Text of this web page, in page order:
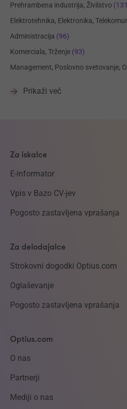
Prehrambena industrija, Živilstvo
Elektrotehnika, Elektronika,
Administracija (96)
Komerciala, Trženje (93)
Management, Poslovno svetovanje,
Prikaži več
Za iskalce
E-informator
Vpis v Bazo CV-jev
Pogosto zastavljena vprašanja
Za delodajalce
Strokovni dogodki Optius.com
Oglaševanje
Pogosto zastavljena vprašanja
Optius.com
O nas
Partnerji
Mediji o nas